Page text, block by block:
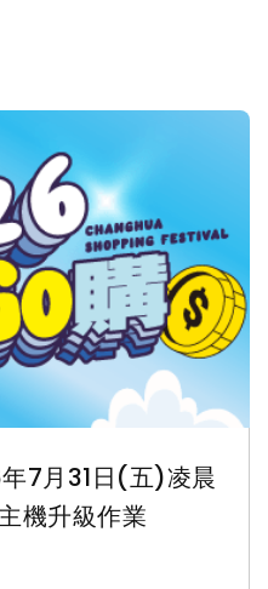
7月31日(五)凌晨
機升級作業